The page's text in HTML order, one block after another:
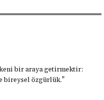
bir araya getirmektir:
bireysel özgürlük.”